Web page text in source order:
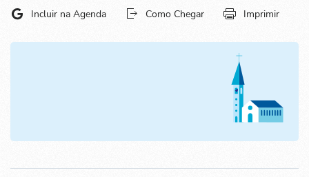
Incluir na Agenda Como Chegar Imprimir